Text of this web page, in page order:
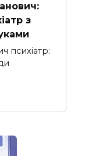
з
психіатр: